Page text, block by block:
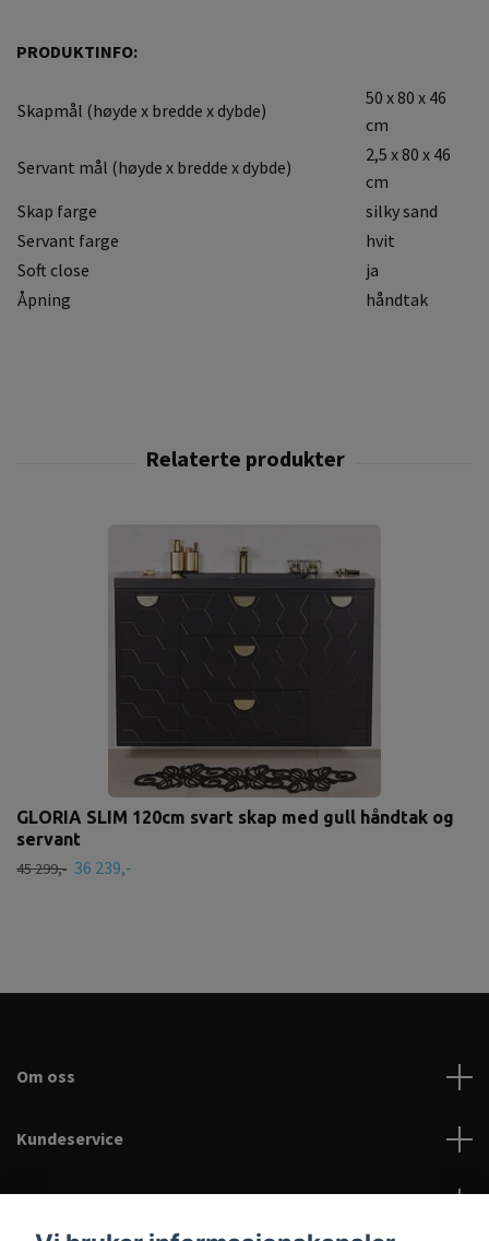
PRODUKTINFO:
Skapmål (høyde x bredde x dybde)
50 x 80 x 46
cm
Servant mål (høyde x bredde x dybde)
2,5 x 80 x 46
cm
Skap farge
silky sand
Servant farge
hvit
Soft close
ja
Åpning
håndtak
GLORIA SLIM 120cm svart skap med gull håndtak og
servant
45 299,- 36 239,-
Om oss
Kundeservice
Les mer